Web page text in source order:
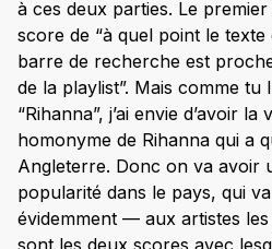
à ces deux parties. Le
score de “à quel point le texte
barre de recherche est
de la playlist”. Mais comme tu
“Rihanna”, j’ai envie d’avoir
homonyme de Rihanna qui a
Angleterre. Donc on va avoir
popularité dans le pays, qui
évidemment — aux artistes
sont les deux scores avec